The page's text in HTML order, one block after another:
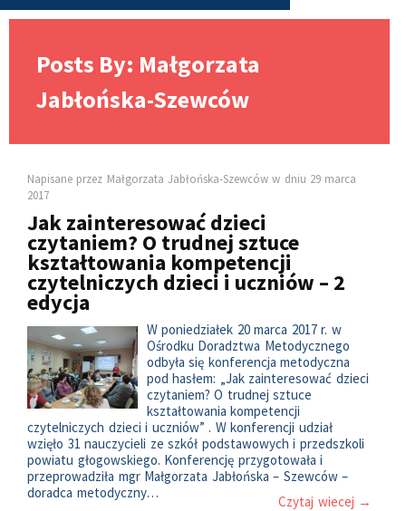
Posts By: Małgorzata
Jabłońska-Szewców
Napisane przez Małgorzata Jabłońska-Szewcóww dniu 29 marca
2017
Jak zainteresować dzieci
czytaniem? O trudnej sztuce
kształtowania kompetencji
czytelniczych dzieci i uczniów – 2
edycja
W poniedziałek 20 marca 2017 r. w
Ośrodku Doradztwa Metodycznego
odbyła się konferencja metodyczna
pod hasłem: „Jak zainteresować dzieci
czytaniem? O trudnej sztuce
kształtowania kompetencji
czytelniczych dzieci i uczniów” . W konferencji udział
wzięło 31 nauczycieli ze szkół podstawowych i przedszkoli
powiatu głogowskiego. Konferencję przygotowała i
przeprowadziła mgr Małgorzata Jabłońska – Szewców –
doradca metodyczny…
Czytaj wiecej →